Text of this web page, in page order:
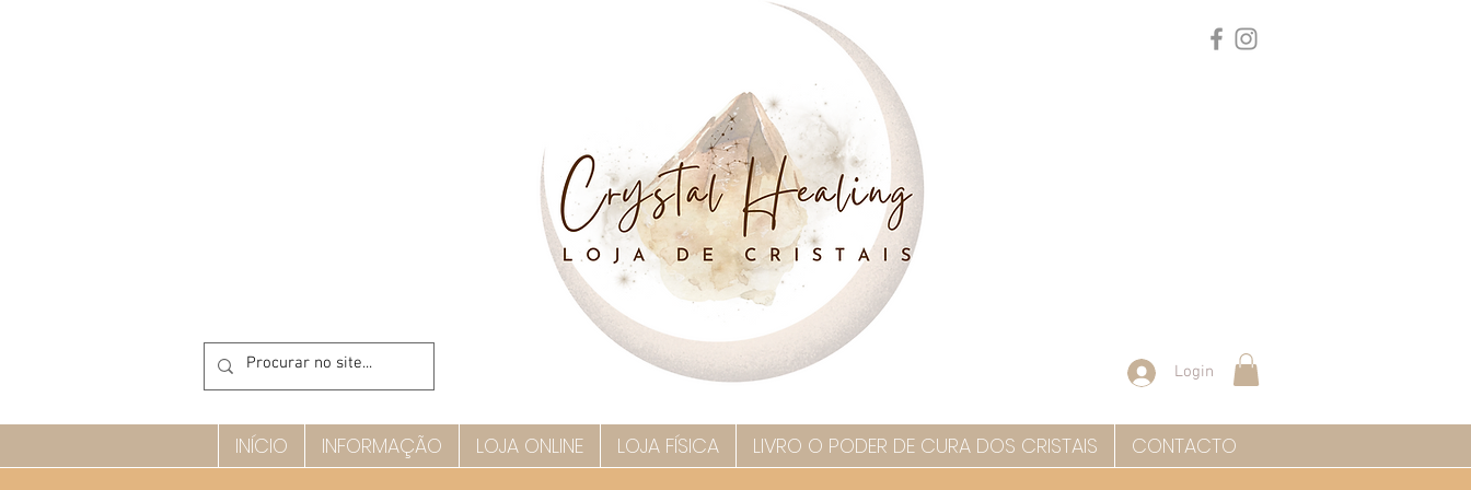
Login
INÍCIO INFORMAÇÃO LOJA ONLINE LOJA FÍSICA LIVRO O PODER DE CURA DOS CRISTAIS CONTACTO